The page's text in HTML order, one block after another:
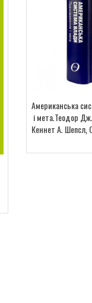
Американська
і мета.Теодор
Кеннет А. Шепсл,